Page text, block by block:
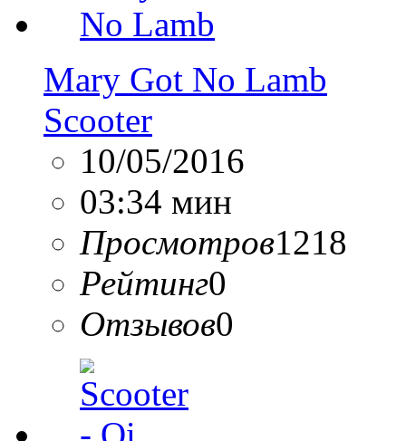
Mary Got No Lamb
Scooter
10/05/2016
03:34 мин
Просмотров1218
Рейтинг0
Отзывов0